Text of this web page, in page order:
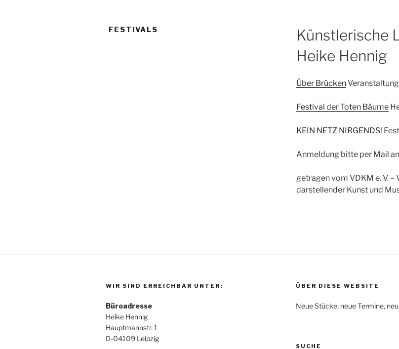
FESTIVALS
Künstlerische
Heike Hennig
Über Brücken
Festival der Toten Bäume
KEIN NETZ NIRGENDS!
Anmeldung bitte per Mail
getragen vom VDKM e. V.
darstellender Kunst und
WIR SIND ERREICHBAR UNTER:
Büroadresse
Heike Hennig
Hauptmannstr. 1
D-04109 Leipzig
ÜBER DIESE WEBSITE
Neue Stücke, neue Termine,
SUCHE